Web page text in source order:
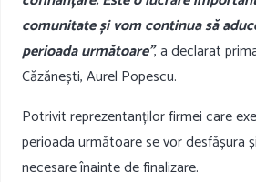
comunitate și vom continua să
perioada următoare”, a declarat
Căzănești, Aurel Popescu.
Potrivit reprezentanților firmei care
perioada următoare se vor desfășura
necesare înainte de finalizare.